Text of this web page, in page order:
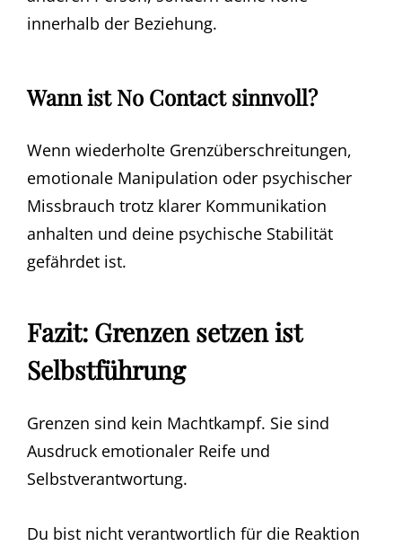
innerhalb der Beziehung.
Wann ist No Contact sinnvoll?
Wenn wiederholte Grenzüberschreitungen,
emotionale Manipulation oder psychischer
Missbrauch trotz klarer Kommunikation
anhalten und deine psychische Stabilität
gefährdet ist.
Fazit: Grenzen setzen ist
Selbstführung
Grenzen sind kein Machtkampf. Sie sind
Ausdruck emotionaler Reife und
Selbstverantwortung.
Du bist nicht verantwortlich für die Reaktion